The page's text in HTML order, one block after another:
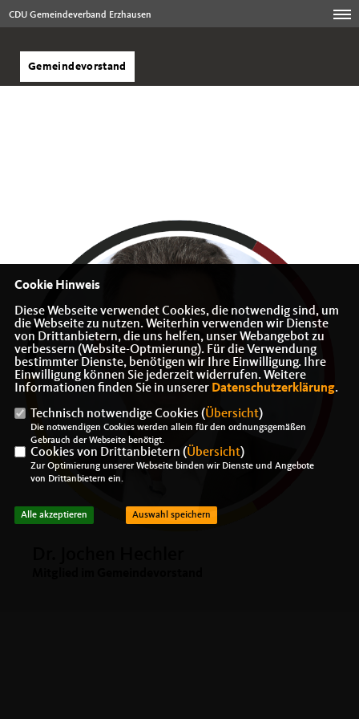
CDU Gemeindeverband Erzhausen
Gemeindevorstand
Cookie Hinweis
Diese Webseite verwendet Cookies, die notwendig sind, um
die Webseite zu nutzen. Weiterhin verwenden wir Dienste
von Drittanbietern, die uns helfen, unser Webangebot zu
verbessern (Website-Optmierung). Für die Verwendung
bestimmter Dienste, benötigen wir Ihre Einwilligung. Ihre
Einwilligung können Sie jederzeit widerrufen. Weitere
Informationen finden Sie in unserer Datenschutzerklärung.
Technisch notwendige Cookies (Übersicht)
Die notwendigen Cookies werden allein für den ordnungsgemäßen
Gebrauch der Webseite benötigt.
Cookies von Drittanbietern (Übersicht)
Zur Optimierung unserer Webseite binden wir Dienste und Angebote
von Drittanbietern ein.
Alle akzeptieren Auswahl speichern